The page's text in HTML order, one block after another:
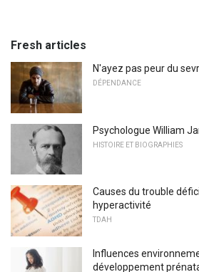
Fresh articles
N'ayez pas peur du
DÉPENDANCE
Psychologue William
HISTOIRE ET BIOGRAPHIES
Causes du trouble
hyperactivité
TDAH
Influences
développement